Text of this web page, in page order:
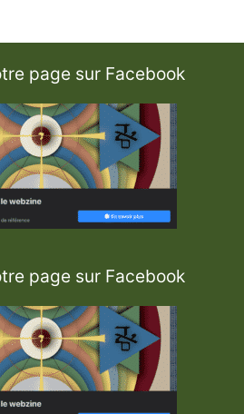
page sur Facebook
page sur Facebook